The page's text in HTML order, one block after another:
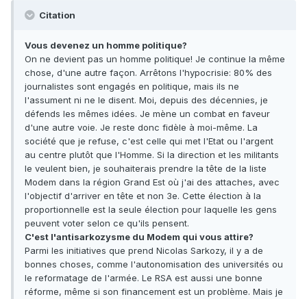
Citation
Vous devenez un homme politique?
On ne devient pas un homme politique! Je continue la même
chose, d'une autre façon. Arrêtons l'hypocrisie: 80% des
journalistes sont engagés en politique, mais ils ne
l'assument ni ne le disent. Moi, depuis des décennies, je
défends les mêmes idées. Je mène un combat en faveur
d'une autre voie. Je reste donc fidèle à moi-même. La
société que je refuse, c'est celle qui met l'Etat ou l'argent
au centre plutôt que l'Homme. Si la direction et les militants
le veulent bien, je souhaiterais prendre la tête de la liste
Modem dans la région Grand Est où j'ai des attaches, avec
l'objectif d'arriver en tête et non 3e. Cette élection à la
proportionnelle est la seule élection pour laquelle les gens
peuvent voter selon ce qu'ils pensent.
C'est l'antisarkozysme du Modem qui vous attire?
Parmi les initiatives que prend Nicolas Sarkozy, il y a de
bonnes choses, comme l'autonomisation des universités ou
le reformatage de l'armée. Le RSA est aussi une bonne
réforme, même si son financement est un problème. Mais je